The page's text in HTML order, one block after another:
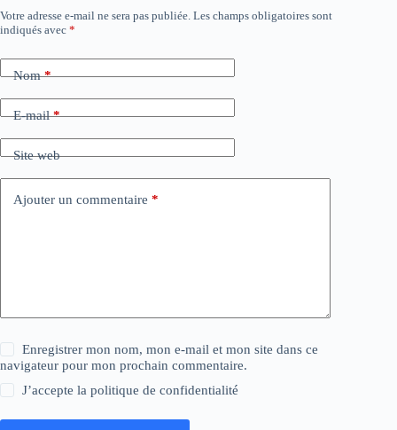
Votre adresse e-mail ne sera pas publiée. Les champs obligatoires sont
indiqués avec *
Nom*
E-mail*
Site web
Ajouter un commentaire *
Enregistrer mon nom, mon e-mail et mon site dans ce
navigateur pour mon prochain commentaire.
J’accepte lapolitique de confidentialité